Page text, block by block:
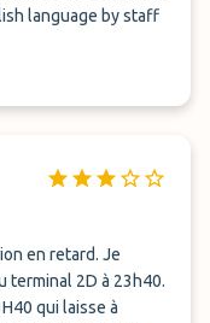
language by staff
en retard. Je
terminal 2D à 23h40.
qui laisse à